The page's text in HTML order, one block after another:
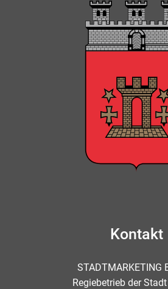
Kontakt
STADTMARKETING
Regiebetrieb der